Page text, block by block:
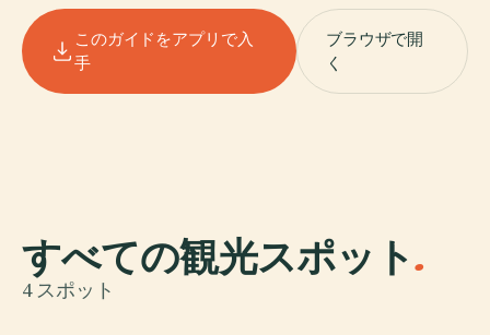
このガイドをアプリで入
手
ブラウザで開
く
すべての観光スポット.
4 スポット